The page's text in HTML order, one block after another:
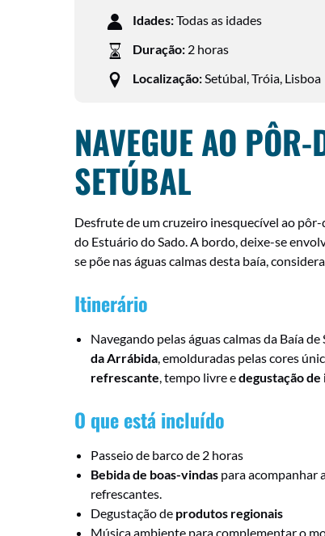
Idades:Todas as idades
Duração: 2 horas
Localização:Setúbal, Tróia, Lisboa
NAVEGUE AO
SETÚBAL
Desfrute de um cruzeiro inesquecível ao
do Estuário do Sado. A bordo, deixe-se
se põe nas águas calmas desta baía,
Itinerário
Navegando pelas águas calmas da Baía
da Arrábida, emolduradas pelas cores
refrescante, tempo livre edegustação de
O que está incluído
Passeio de barco de 2 horas
Bebida de boas-vindas para acompanhar
refrescantes.
Degustação de produtos regionais
Música ambiente para complementar o